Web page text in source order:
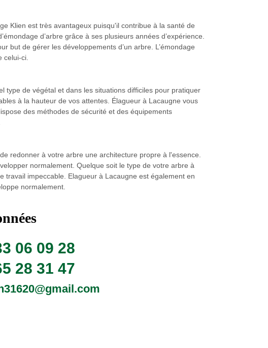
Klien est très avantageux puisqu'il contribue à la santé de
d’arbre grâce à ses plusieurs années d’expérience.
but de gérer les développements d’un arbre. L’émondage
celui-ci.
type de végétal et dans les situations difficiles pour pratiquer
à la hauteur de vos attentes. Élagueur à Lacaugne vous
des méthodes de sécurité et des équipements
redonner à votre arbre une architecture propre à l'essence.
normalement. Quelque soit le type de votre arbre à
travail impeccable. Elagueur à Lacaugne est également en
normalement.
06 09 28
28 31 47